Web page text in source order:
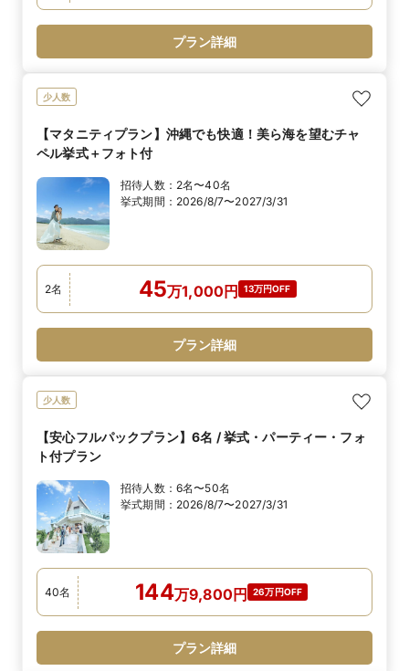
プラン詳細
少人数
【マタニティプラン】沖縄でも快適！美ら海を望むチャ
ペル挙式＋フォト付
招待人数： 2名〜40名
挙式期間： 2026/8/7〜2027/3/31
2名 45万1,000円 13万円OFF
プラン詳細
少人数
【安心フルパックプラン】6名 / 挙式・パーティー・フォ
ト付プラン
招待人数： 6名〜50名
挙式期間： 2026/8/7〜2027/3/31
40名 144万9,800円 26万円OFF
プラン詳細